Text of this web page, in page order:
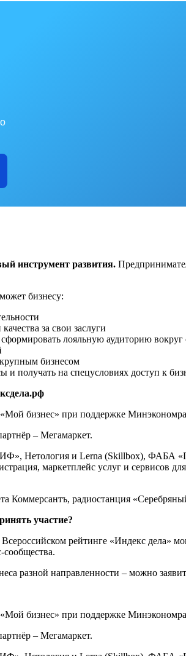
инструмент развития.
бизнесу:
за свои заслуги
лояльную аудиторию вокруг
бизнесом
и получать на спецусловиях доступ к
бизнес» при поддержке
– Мегамаркет.
Нетология и Lerna (Skillbox), ФАБА
маркетплейс услуг и сервисов
радиостанция
участие?
рейтинге «Индекс дела»
разной направленности – можно
бизнес» при поддержке
– Мегамаркет.